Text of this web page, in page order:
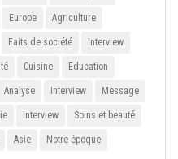
Europe Agriculture
Faits de société Interview
Cuisine Education
Analyse Interview Message
Interview Soins et beauté
Asie Notre époque